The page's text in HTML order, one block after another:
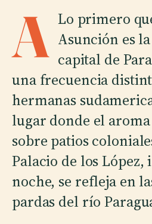
A Lo primero
Asunción es
capital de
una frecuencia
hermanas
lugar donde el
sobre patios
Palacio de los
noche, se refleja en
pardas del río